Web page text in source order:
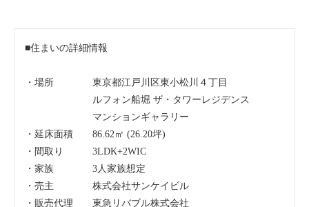
■住まいの詳細情報
・場所　　　　東京都江戸川区東小松川４丁目
ルフォン船堀 ザ・タワーレジデンス
マンションギャラリー
・延床面積　　86.62㎡ (26.20坪)
・間取り　　　3LDK+2WIC
・家族　　　　3人家族想定
・売主　　　　株式会社サンケイビル
・販売代理　　東急リバブル株式会社